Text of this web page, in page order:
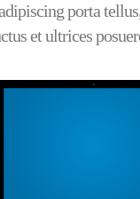
porta
et ultrices